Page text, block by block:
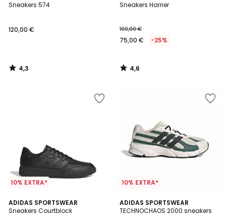
Sneakers 574
120,00 €
/ 5
4,3
/
Sneakers Harrier
100,00 €
75,00 € -25%
/ 5
4,6
/
10% EXTRA*
ADIDAS SPORTSWEAR
Sneakers Courtblock
4,7
/ 5
10% EXTRA*
ADIDAS SPORTSWEAR
TECHNOCHAOS 2000 sneakers
4,8
/ 5
2
Kleuren